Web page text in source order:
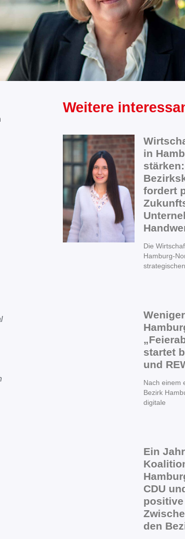
Weitere
in
stärken:
fordert
Die
Hamburg-
startet
und
Nach einem
Bezirk
digitale
Ein Jahr
CDU
positive
den